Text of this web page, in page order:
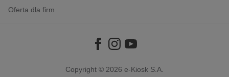
Oferta dla firm
Copyright © 2026 e-Kiosk S.A.